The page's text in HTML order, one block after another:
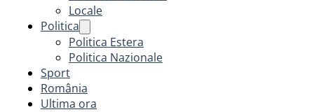
Locale
Politica
Politica Estera
Politica Nazionale
Sport
România
Ultima ora